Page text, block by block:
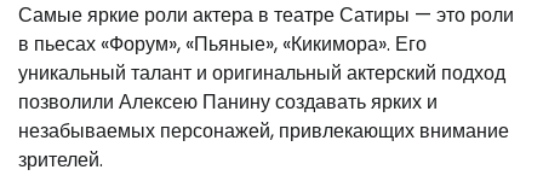
Самые яркие роли актера в театре Сатиры — это роли
в пьесах «Форум», «Пьяные», «Кикимора». Его
уникальный талант и оригинальный актерский подход
позволили Алексею Панину создавать ярких и
незабываемых персонажей, привлекающих внимание
зрителей.